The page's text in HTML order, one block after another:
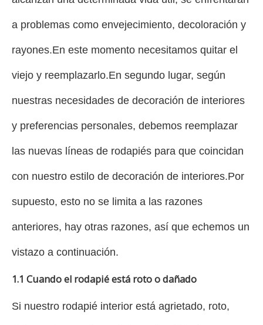
a problemas como envejecimiento, decoloración y
rayones.En este momento necesitamos quitar el
viejo y reemplazarlo.En segundo lugar, según
nuestras necesidades de decoración de interiores
y preferencias personales, debemos reemplazar
las nuevas líneas de rodapiés para que coincidan
con nuestro estilo de decoración de interiores.Por
supuesto, esto no se limita a las razones
anteriores, hay otras razones, así que echemos un
vistazo a continuación.
1.1 Cuando el rodapié está roto o dañado
Si nuestro rodapié interior está agrietado, roto,